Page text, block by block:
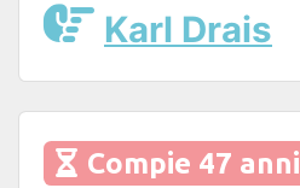
Karl Drais
Compie 47 anni